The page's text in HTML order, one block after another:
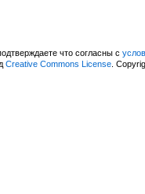
что согласны с
Creative Commons License.